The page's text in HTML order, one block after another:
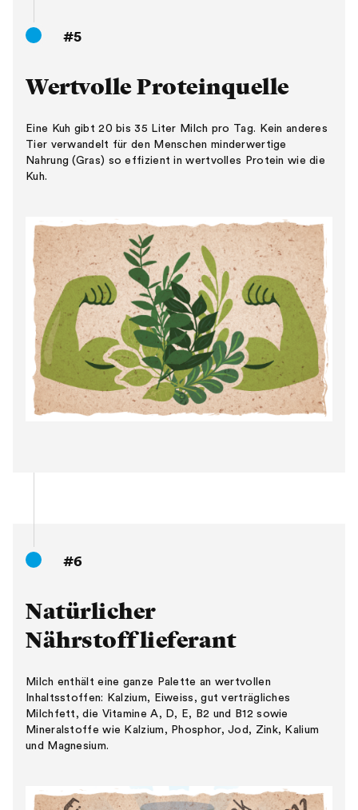
#5
Wertvolle Proteinquelle
Eine Kuh gibt 20 bis 35 Liter Milch pro Tag. Kein anderes
Tier verwandelt für den Menschen minderwertige
Nahrung (Gras) so effizient in wertvolles Protein wie die
Kuh.
#6
Natürlicher
Nährstofflieferant
Milch enthält eine ganze Palette an wertvollen
Inhaltsstoffen: Kalzium, Eiweiss, gut verträgliches
Milchfett, die Vitamine A, D, E, B2 und B12 sowie
Mineralstoffe wie Kalzium, Phosphor, Jod, Zink, Kalium
und Magnesium.